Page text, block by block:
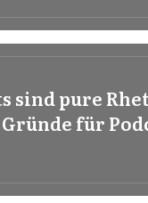
sind pure
für